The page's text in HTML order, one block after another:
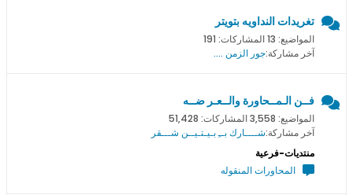
تغريدات النداويه بتويتر
المواضيع: 13 المشاركات: 191
آخر مشاركة:جور الزمن ....
فــن الـمــحاورة والــعـر ضــه
المواضيع: 3,558 المشاركات: 51,428
آخر مشاركة:شــــارك بــِ بـيـتـيــن شـــقر
منتديات-فرعية
المحاورات المنقوله